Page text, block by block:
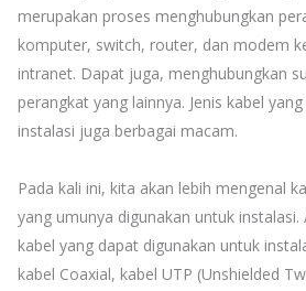
merupakan proses menghubungkan
komputer, switch, router, dan modem
intranet. Dapat juga, menghubungkan
perangkat yang lainnya. Jenis kabel
instalasi juga berbagai macam.
Pada kali ini, kita akan lebih mengenal
yang umunya digunakan untuk instalasi.
kabel yang dapat digunakan untuk
kabel Coaxial, kabel UTP (Unshielded